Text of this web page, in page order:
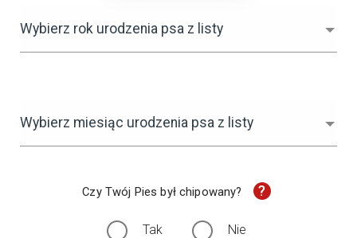
Wybierz rok urodzenia psa z listy
Wybierz miesiąc urodzenia psa z listy
Czy Twój Pies był chipowany? ?
Tak Nie